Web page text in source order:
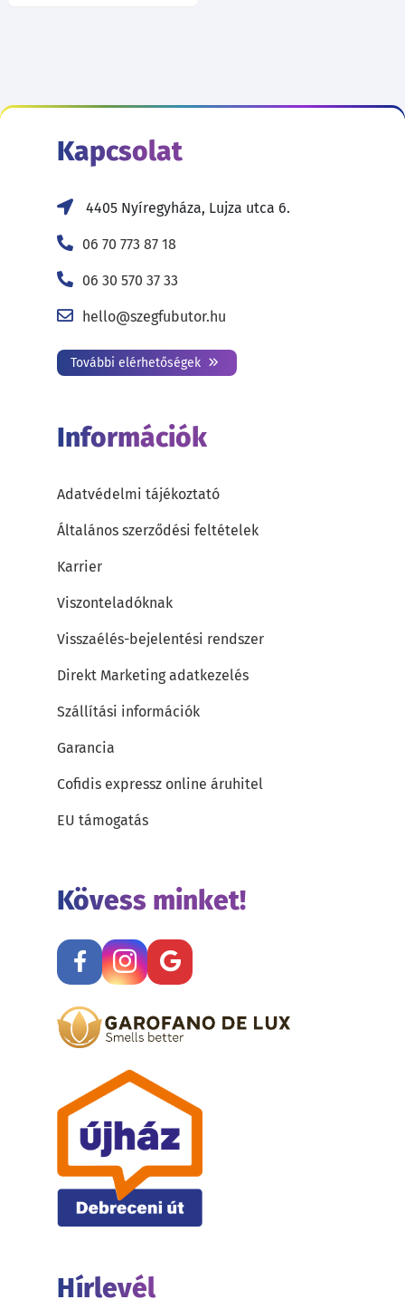
Kapcsolat
4405 Nyíregyháza, Lujza utca 6.
06 70 773 87 18
06 30 570 37 33
hello@szegfubutor.hu
További elérhetőségek
Információk
Adatvédelmi tájékoztató
Általános szerződési feltételek
Karrier
Viszonteladóknak
Visszaélés-bejelentési rendszer
Direkt Marketing adatkezelés
Szállítási információk
Garancia
Cofidis expressz online áruhitel
EU támogatás
Kövess minket!
Hírlevél